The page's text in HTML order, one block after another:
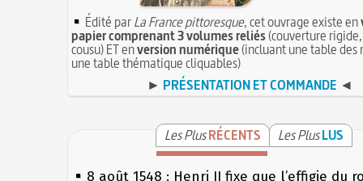
Édité parLa France pittoresque, cet ouvrage existe en
papier comprenant 3 volumes reliés(couverture
cousu) ET enversion numérique(incluant une table des
une table thématique cliquables)
► PRÉSENTATION ET COMMANDE ◄
Les PlusRÉCENTS Les PlusLUS
8 août 1548 : Henri II fixe que l’effigie du